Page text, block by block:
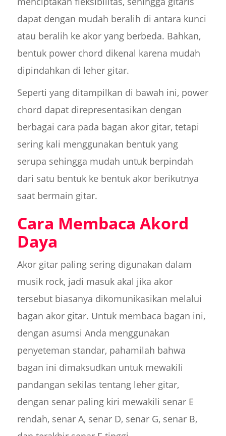
dapat dengan mudah beralih di antara kunci
atau beralih ke akor yang berbeda. Bahkan,
bentuk power chord dikenal karena mudah
dipindahkan di leher gitar.
Seperti yang ditampilkan di bawah ini, power
chord dapat direpresentasikan dengan
berbagai cara pada bagan akor gitar, tetapi
sering kali menggunakan bentuk yang
serupa sehingga mudah untuk berpindah
dari satu bentuk ke bentuk akor berikutnya
saat bermain gitar.
Cara Membaca Akord
Daya
Akor gitar paling sering digunakan dalam
musik rock, jadi masuk akal jika akor
tersebut biasanya dikomunikasikan melalui
bagan akor gitar. Untuk membaca bagan ini,
dengan asumsi Anda menggunakan
penyeteman standar, pahamilah bahwa
bagan ini dimaksudkan untuk mewakili
pandangan sekilas tentang leher gitar,
dengan senar paling kiri mewakili senar E
rendah, senar A, senar D, senar G, senar B,